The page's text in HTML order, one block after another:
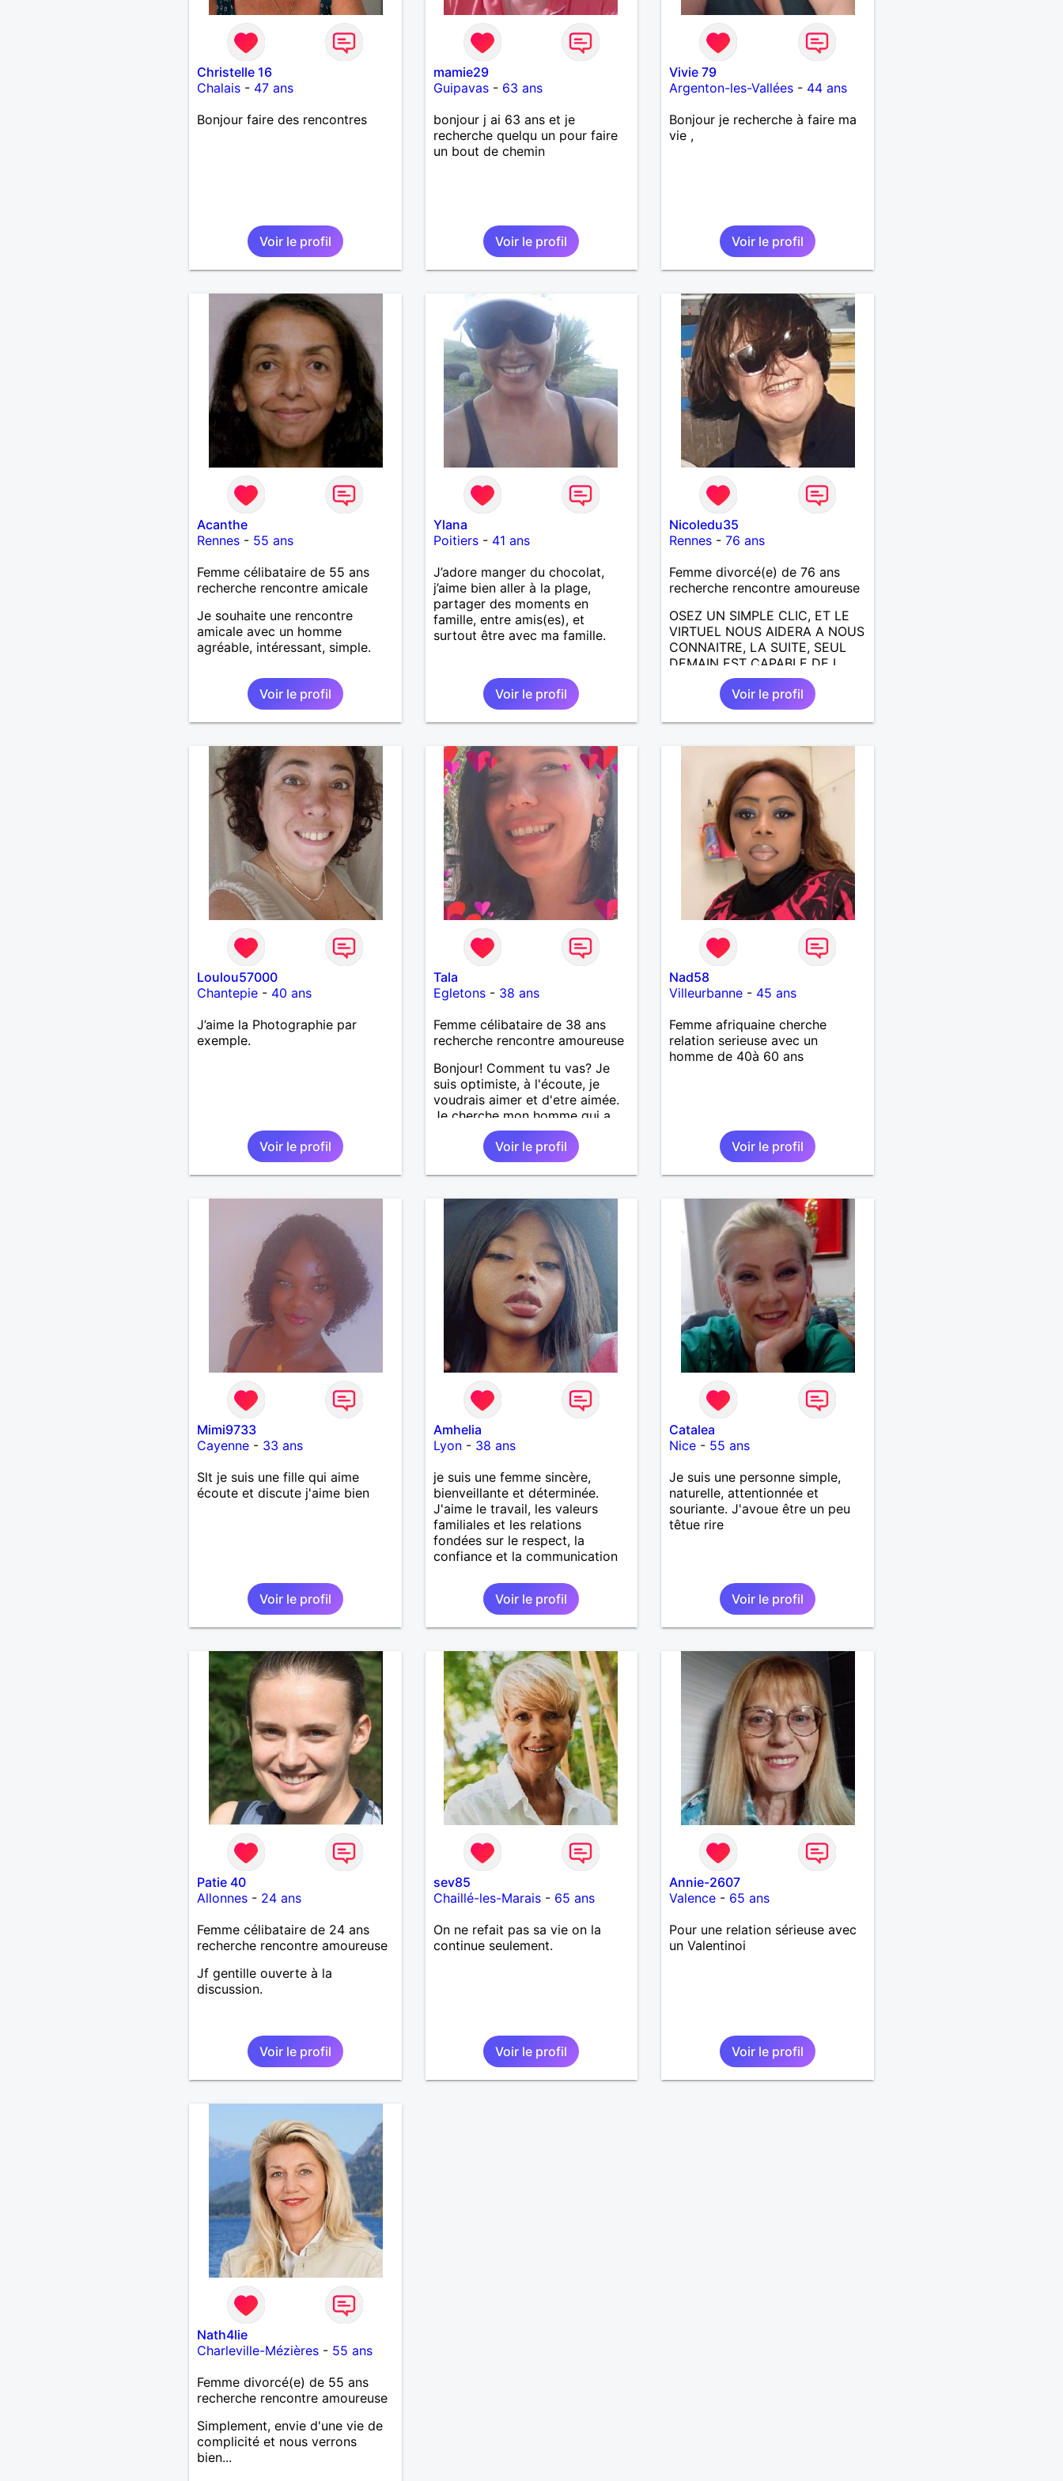
Christelle 16
Chalais- 47 ans
Bonjour faire des rencontres
Voir le profil
mamie29
Guipavas- 63 ans
bonjour j ai 63 ans et je
recherche quelqu un pour faire
un bout de chemin
Voir le profil
Vivie 79
Argenton-les-Vallées - 44 ans
Bonjour je recherche à faire ma
vie ,
Voir le profil
Acanthe
Rennes- 55 ans
Femme célibataire de 55 ans
recherche rencontre amicale
Je souhaite une rencontre
amicale avec un homme
agréable, intéressant, simple.
Voir le profil
Ylana
Poitiers- 41 ans
J’adore manger du chocolat,
j’aime bien aller à la plage,
partager des moments en
famille, entre amis(es), et
surtout être avec ma famille.
Voir le profil
Nicoledu35
Rennes -76 ans
Femme divorcé(e) de 76 ans
recherche rencontre amoureuse
OSEZ UN SIMPLE CLIC, ET LE
VIRTUEL NOUS AIDERA A NOUS
CONNAITRE, LA SUITE, SEUL
DEMAIN EST CAPABLE DE L
ECRIRE; J AIMERAIS
RENCONTRER, LA COMPLICITE,
LE PARTAGE DES BELLES
CHOSES DE LA VIE : BALADES,
AILLEURS. ETRE A L ECOUTE
DE L AUTRE, ET LA VIE SERA
PLUS BELLE
ENCORE.....................
Voir le profil
Loulou57000
Chantepie- 40 ans
J’aime la Photographie par
exemple.
Voir le profil
Tala
Egletons- 38 ans
Femme célibataire de 38 ans
recherche rencontre amoureuse
Bonjour! Comment tu vas? Je
suis optimiste, à l'écoute, je
voudrais aimer et d'etre aimée.
Je cherche mon homme qui a
38-48 ans. Aussi en Correse en
préférence ou dans son alentour
vu que je travaille en CDI et je
ne peux pas souvent voyager
monde.
Voir le profil
Nad58
Villeurbanne - 45 ans
Femme afriquaine cherche
relation serieuse avec un
homme de 40à 60 ans
Voir le profil
Mimi9733
Cayenne- 33 ans
Slt je suis une fille qui aime
écoute et discute j'aime bien
Voir le profil
Amhelia
Lyon- 38 ans
je suis une femme sincère,
bienveillante et déterminée.
J'aime le travail, les valeurs
familiales et les relations
fondées sur le respect, la
confiance et la communication
Voir le profil
Catalea
Nice - 55 ans
Je suis une personne simple,
naturelle, attentionnée et
souriante. J'avoue être un peu
têtue rire
Voir le profil
Patie 40
Allonnes- 24 ans
Femme célibataire de 24 ans
recherche rencontre amoureuse
Jf gentille ouverte à la
discussion.
Voir le profil
sev85
Chaillé-les-Marais- 65 ans
On ne refait pas sa vie on la
continue seulement.
Voir le profil
Annie-2607
Valence - 65 ans
Pour une relation sérieuse avec
un Valentinoi
Voir le profil
Nath4lie
Charleville-Mézières- 55 ans
Femme divorcé(e) de 55 ans
recherche rencontre amoureuse
Simplement, envie d'une vie de
complicité et nous verrons
bien...